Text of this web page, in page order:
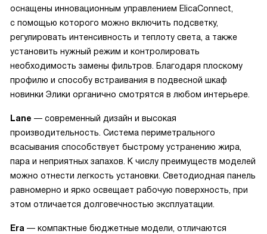
оснащены инновационным управлением ElicaConnect,
с помощью которого можно включить подсветку,
регулировать интенсивность и теплоту света, а также
установить нужный режим и контролировать
необходимость замены фильтров. Благодаря плоскому
профилю и способу встраивания в подвесной шкаф
новинки Элики органично смотрятся в любом интерьере.
Lane — современный дизайн и высокая
производительность. Система периметрального
всасывания способствует быстрому устранению жира,
пара и неприятных запахов. К числу преимуществ моделей
можно отнести легкость установки. Светодиодная панель
равномерно и ярко освещает рабочую поверхность, при
этом отличается долговечностью эксплуатации.
Era — компактные бюджетные модели, отличаются